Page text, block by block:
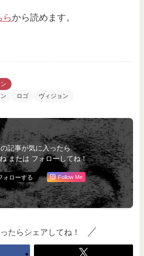
ら から読めます。
ロゴ ヴィジョン
記事が気に入ったら
または フォローしてね！
Follow Me
たらシェアしてね！